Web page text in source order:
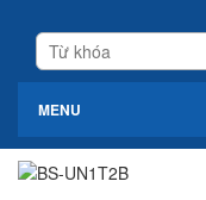
MENU